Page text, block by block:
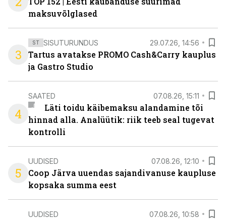
maksuvõlglased
3
ST SISUTURUNDUS 29.07.26, 14:56
Tartus avatakse PROMO Cash&Carry kauplus
ja Gastro Studio
4
SAATED 07.08.26, 15:11
Läti toidu käibemaksu alandamine tõi
hinnad alla. Analüütik: riik teeb seal tugevat
kontrolli
5
UUDISED 07.08.26, 12:10
Coop Järva uuendas sajandivanuse kaupluse
kopsaka summa eest
UUDISED 07.08.26, 10:58